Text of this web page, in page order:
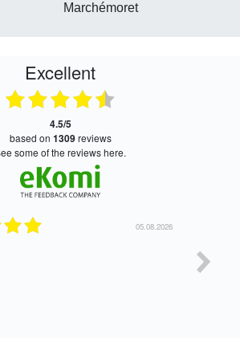
Marchémoret
Excellent
4.5/5
based on 1309reviews
see some of the reviews here.
05.08.2026